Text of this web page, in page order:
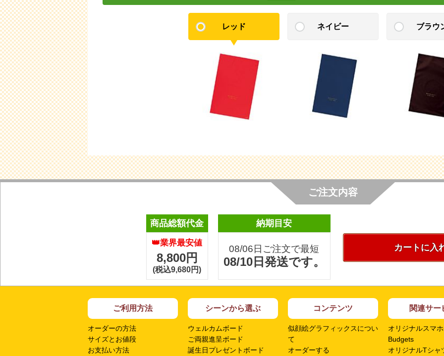
レッド ネイビー ブラウ
ご注文内容
商品総額代金
👑業界最安値
8,800円
(税込9,680円)
納期目安
08/06日ご注文で最短
08/10日発送です。
カートに入
ご利用方法
オーダーの方法
サイズとお値段
お支払い方法
シーンから選ぶ
ウェルカムボード
ご両親進呈ボード
誕生日プレゼントボード
コンテンツ
似顔絵グラフィックスについ
て
オーダーする
関連サー
オリジナルスマ
Budgets
オリジナルTシャ